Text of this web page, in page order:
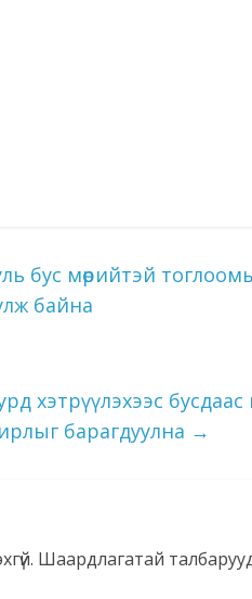
бус мөрийтэй
байна
хэтрүүлэхээс бусдаас
барагдуулна →
Шаардлагатай